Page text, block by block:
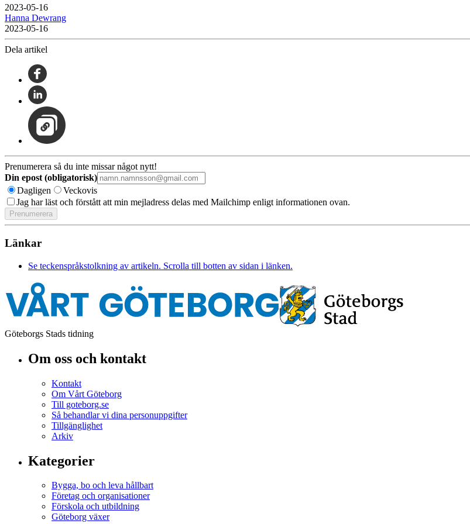
2023-05-16
Hanna Dewrang
2023-05-16
Dela artikel
Prenumerera så du inte missar något nytt!
Din epost (obligatorisk)
Dagligen
Veckovis
Jag har läst och förstått att min mejladress delas med Mailchimp enligt informationen ovan.
Länkar
Se teckenspråkstolkning av artikeln. Scrolla till botten av sidan i länken.
Göteborgs Stads tidning
Om oss och kontakt
Kontakt
Om Vårt Göteborg
Till goteborg.se
Så behandlar vi dina personuppgifter
Tillgänglighet
Arkiv
Kategorier
Bygga, bo och leva hållbart
Företag och organisationer
Förskola och utbildning
Göteborg växer